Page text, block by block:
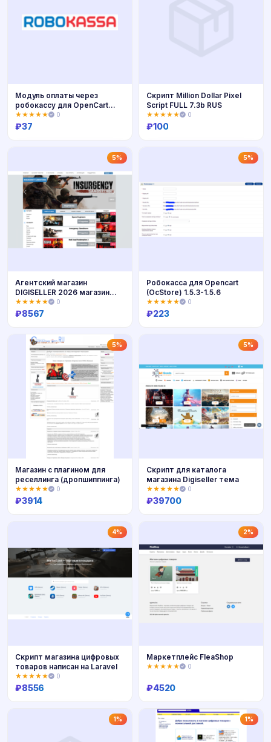
Модуль оплаты через
робокассу для OpenCart
1.5.x
★★★★★ 0
₽37
Скрипт Million Dollar Pixel
Script FULL 7.3b RUS
★★★★★ 0
₽100
5%
Купить
Агентский магазин
DIGISELLER 2026 магазин
ключей и аккаунтов
★★★★★ 0
₽8567
5%
Робокасса для Opencart
(OcStore) 1.5.3-1.5.6
★★★★★ 0
₽223
5%
Магазин с плагином для
реселлинга (дропшиппинга)
★★★★★ 0
₽3914
5%
Скрипт для каталога
магазина Digiseller тема
★★★★★ 0
₽39700
4%
Скрипт магазина цифровых
товаров написан на Laravel
★★★★★ 0
₽8556
2%
Купить
Маркетплейс FleaShop
★★★★★ 0
₽4520
1% 1%